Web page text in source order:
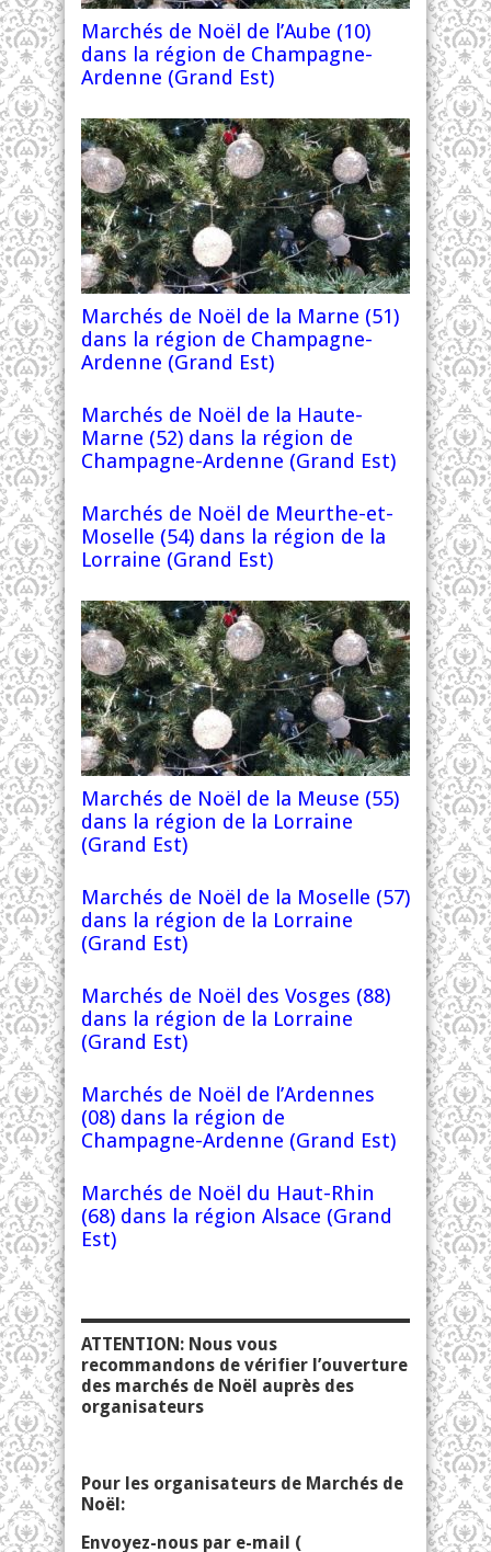
Marchés de Noël de l’Aube (10)
dans la région de Champagne-
Ardenne (Grand Est)
Marchés de Noël de la Marne (51)
dans la région de Champagne-
Ardenne (Grand Est)
Marchés de Noël de la Haute-
Marne (52) dans la région de
Champagne-Ardenne (Grand Est)
Marchés de Noël de Meurthe-et-
Moselle (54) dans la région de la
Lorraine (Grand Est)
Marchés de Noël de la Meuse (55)
dans la région de la Lorraine
(Grand Est)
Marchés de Noël de la Moselle (57)
dans la région de la Lorraine
(Grand Est)
Marchés de Noël des Vosges (88)
dans la région de la Lorraine
(Grand Est)
Marchés de Noël de l’Ardennes
(08) dans la région de
Champagne-Ardenne (Grand Est)
Marchés de Noël du Haut-Rhin
(68) dans la région Alsace (Grand
Est)
ATTENTION: Nous vous
recommandons de vérifier l’ouverture
des marchés de Noël auprès des
organisateurs
Pour les organisateurs de Marchés de
Noël:
Envoyez-nous par e-mail (